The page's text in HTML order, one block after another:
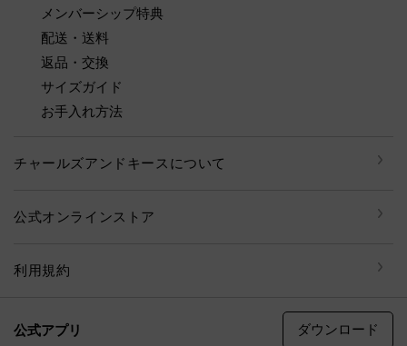
メンバーシップ特典
配送・送料
返品・交換
サイズガイド
お手入れ方法
チャールズアンドキースについて
公式オンラインストア
利用規約
公式アプリ ダウンロード